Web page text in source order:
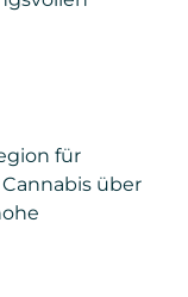
für
über